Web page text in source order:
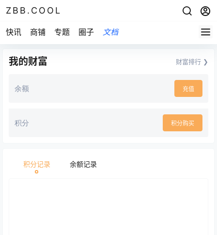
ZBB.COOL
快讯 商铺 专题 圈子 文档
我的财富 财富排行 ❯
余额 充值
积分 积分购买
积分记录 余额记录